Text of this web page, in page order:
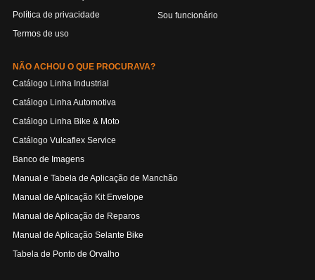
Política de privacidade
Termos de uso
Sou funcionário
NÃO ACHOU O QUE PROCURAVA?
Catálogo Linha Industrial
Catálogo Linha Automotiva
Catálogo Linha Bike & Moto
Catálogo Vulcaflex Service
Banco de Imagens
Manual e Tabela de Aplicação de Manchão
Manual de Aplicação Kit Envelope
Manual de Aplicação de Reparos
Manual de Aplicação Selante Bike
Tabela de Ponto de Orvalho